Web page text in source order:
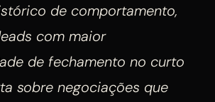
de comportamento,
com maior
de fechamento no curto
sobre negociações que